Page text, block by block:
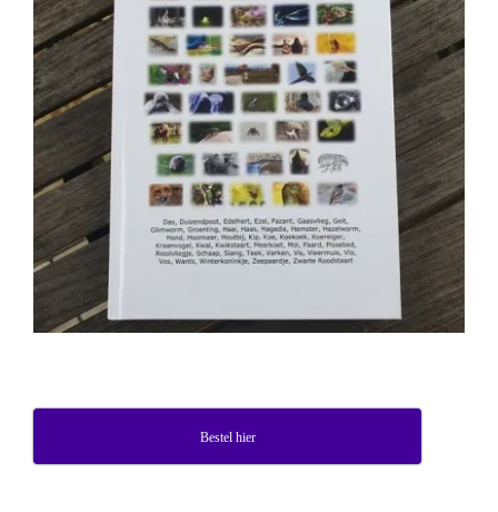
Bestel hier